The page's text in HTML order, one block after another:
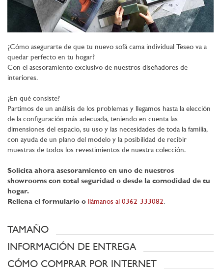
¿Cómo asegurarte de que tu nuevo sofá cama individual Teseo va a
quedar perfecto en tu hogar?
Con el asesoramiento exclusivo de nuestros diseñadores de
interiores.
¿En qué consiste?
Partimos de un análisis de los problemas y llegamos hasta la elección
de la configuración más adecuada, teniendo en cuenta las
dimensiones del espacio, su uso y las necesidades de toda la familia,
con ayuda de un plano del modelo y la posibilidad de recibir
muestras de todos los revestimientos de nuestra colección.
Solicita ahora asesoramiento en uno de nuestros
showrooms con total seguridad o desde la comodidad de tu
hogar.
Rellena el formulario o
llámanos al 0362-333082.
TAMAÑO
INFORMACIÓN DE ENTREGA
CÓMO COMPRAR POR INTERNET